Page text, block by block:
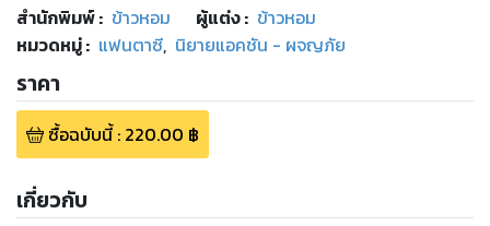
สำนักพิมพ์: ข้าวหอม ผู้แต่ง : ข้าวหอม
หมวดหมู่: แฟนตาซี, นิยายแอคชัน - ผจญภัย
ราคา
ซื้อฉบับนี้: 220.00 ฿
เกี่ยวกับ